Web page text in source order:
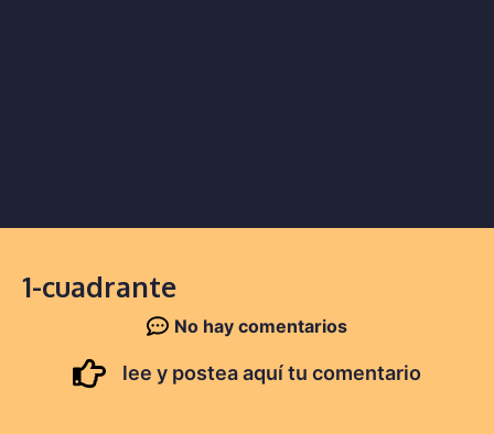
1-cuadrante
No hay comentarios
lee y postea aquí tu comentario